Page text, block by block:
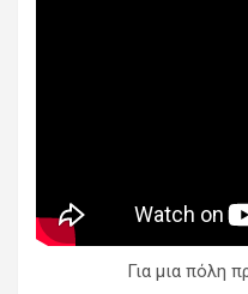
Για μια πόλη